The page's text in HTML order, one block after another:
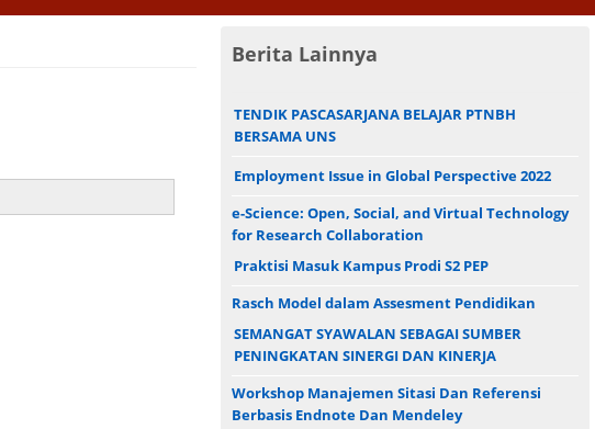
Berita Lainnya
TENDIK PASCASARJANA BELAJAR PTNBH
BERSAMA UNS
Employment Issue in Global Perspective 2022
e-Science: Open, Social, and Virtual Technology
for Research Collaboration
Praktisi Masuk Kampus Prodi S2 PEP
Rasch Model dalam Assesment Pendidikan
SEMANGAT SYAWALAN SEBAGAI SUMBER
PENINGKATAN SINERGI DAN KINERJA
Workshop Manajemen Sitasi Dan Referensi
Berbasis Endnote Dan Mendeley